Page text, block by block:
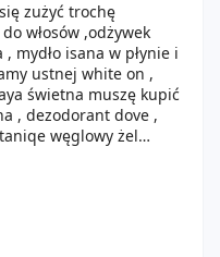
zużyć trochę
włosów ,odżywek
mydło isana w płynie i
ustnej white on ,
świetna muszę kupić
, dezodorant dove ,
węglowy żel
używałam też
, biotulin krem ,
. Chusteczki
fajne , peeling do
. truskawki z bitą